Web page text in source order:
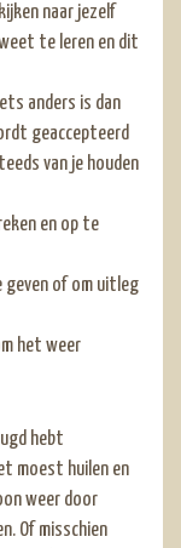
naar jezelf
te leren en dit
anders is dan
geaccepteerd
van je houden
en op te
of om uitleg
het weer
hebt
moest huilen en
weer door
Of misschien